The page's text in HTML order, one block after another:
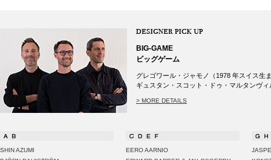
BIG-GAME
ビッグゲーム
グレゴワール・ジャモノ（1978 年スイス生
ギュスタン・スコット・ドゥ・マルタンヴィ
> MORE DETAILS
SHIN AZUMI
EERO AARNIO